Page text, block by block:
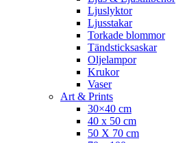
Ljuslyktor
Ljusstakar
Torkade blommor
Tändsticksaskar
Oljelampor
Krukor
Vaser
Art & Prints
30×40 cm
40 x 50 cm
50 X 70 cm